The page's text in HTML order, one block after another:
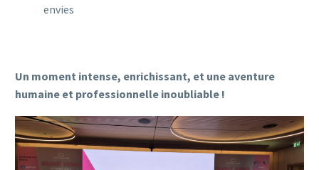
envies
Un moment intense, enrichissant, et une aventure
humaine et professionnelle inoubliable !